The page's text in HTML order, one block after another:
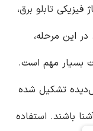
فیزیکی تابلو برق،
این مرحله،
بسیار مهم است.
تشکیل شده
باشند. استفاده